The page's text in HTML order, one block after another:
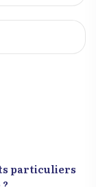
particuliers